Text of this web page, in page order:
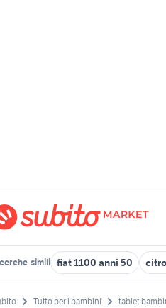
simili fiat 1100 anni 50
Tutto per i bambini tablet